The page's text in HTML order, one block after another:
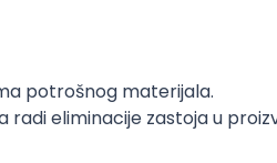
potrošnog materijala.
eliminacije zastoja u